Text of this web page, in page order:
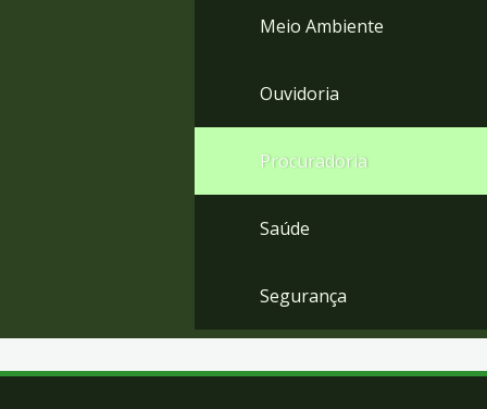
Meio Ambiente
Ouvidoria
Procuradoria
Saúde
Segurança